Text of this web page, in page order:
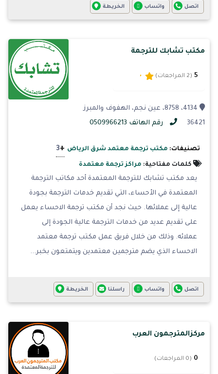
اتصل واتساب الخريطة
مكتب تشابك للترجمة
5 (2 المراجعات)
4134، 8758، عين نجم، الهفوف والمبرز
36421
رقم الهاتف 0509966213
تصنيفات: مكتب ترجمة معتمد شرق الرياض +
3
كلمات مفتاحية: مراكز ترجمة معتمدة
يعد مكتب تشابك للترجمة المعتمدة أحد مكاتب الترجمة
المعتمدة في الأحساء، التي تقديم خدمات الترجمة بجودة
عالية إلى عملائها. حيث نجد أن مكتب ترجمة الاحساء يعمل
على تقديم عديد من خدمات الترجمة عالية الجودة إلى
عملائه. وذلك من خلال فريق عمل مكتب ترجمة معتمد
الاحساء الذي يضم مترجمين معتمدين ويتمتعون بخبر...
اتصل واتساب راسلنا الخريطة
مركزالمترجمون العرب
0 (0 المراجعات)